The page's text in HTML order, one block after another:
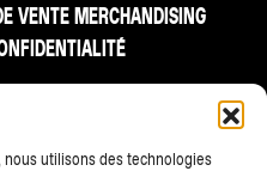
nous utilisons des technologies
VENTE MERCHANDISING